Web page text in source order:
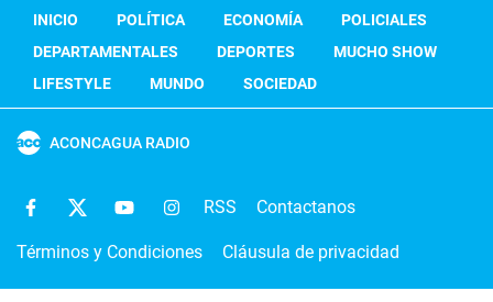
INICIO POLÍTICA ECONOMÍA
POLICIALES
DEPARTAMENTALES
DEPORTES
MUCHO SHOW
LIFESTYLE
MUNDO SOCIEDAD
ACONCAGUA RADIO
RSS Contactanos
Términos y Condiciones Cláusula de privacidad